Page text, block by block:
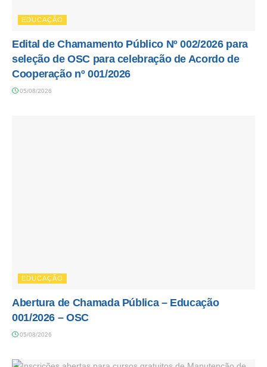
EDUCAÇÃO
Edital de Chamamento Público Nº 002/2026 para
seleção de OSC para celebração de Acordo de
Cooperação nº 001/2026
05/08/2026
EDUCAÇÃO
Abertura de Chamada Pública – Educação
001/2026 – OSC
05/08/2026